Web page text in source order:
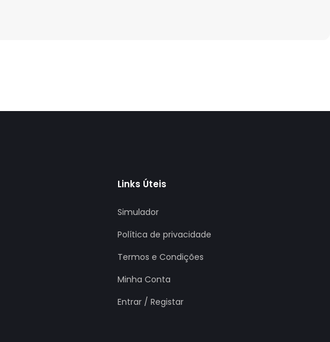
Links Úteis
Simulador
Política de privacidade
Termos e Condições
Minha Conta
Entrar / Registar